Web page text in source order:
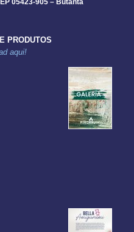
05423-905 – Butantã
PRODUTOS
aqui!